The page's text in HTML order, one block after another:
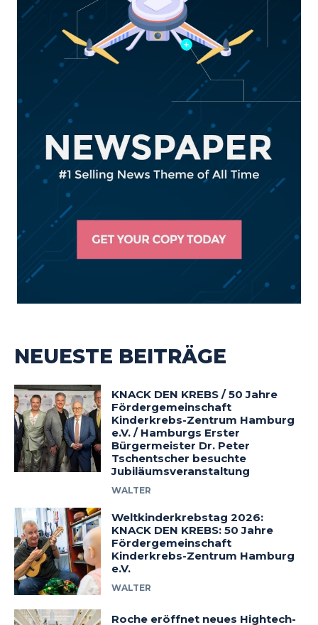
NEUESTE BEITRÄGE
KNACK DEN KREBS / 50 Jahre
Fördergemeinschaft
Kinderkrebs-Zentrum Hamburg
e.V. / Hamburgs Erster
Bürgermeister Dr. Peter
Tschentscher besuchte
Jubiläumsveranstaltung
WALTER
Weltkinderkrebstag 2026:
KNACK DEN KREBS: 50 Jahre
Fördergemeinschaft
Kinderkrebs-Zentrum Hamburg
e.V.
WALTER
Roche eröffnet neues Hightech-